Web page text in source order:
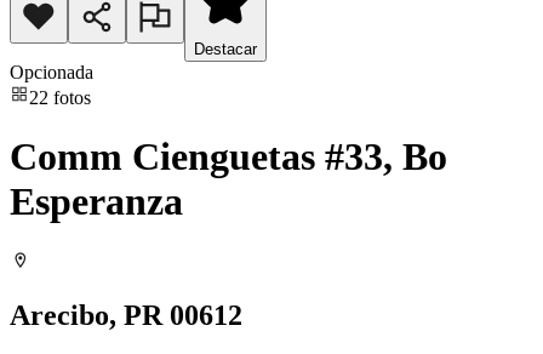
Destacar
Opcionada
22 fotos
Comm Cienguetas #33, Bo
Esperanza
Arecibo, PR 00612